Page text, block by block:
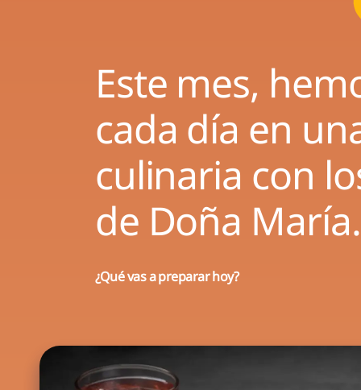
Este mes,
cada día en
culinaria con
de Doña María.
¿Qué vas a preparar hoy?